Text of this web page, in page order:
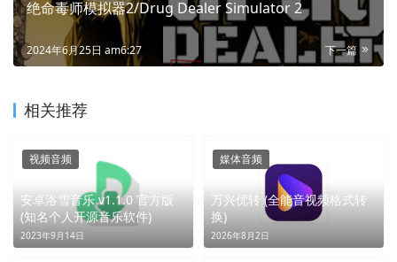
绝命毒师模拟器2/Drug Dealer Simulator 2
下一篇
2024年6月25日 am6:27
相关推荐
安卓洛雪音乐 v1.1.0 官方版
(知名个人开源音乐软件)
2023年9月14日
视频音频
万兴优转 (全能音视频格式转
换)
2026年8月2日
媒体音频